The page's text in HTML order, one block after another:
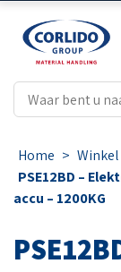
Home > Winkel
PSE12BD –
accu – 1200KG